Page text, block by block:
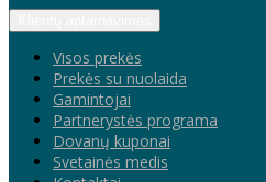
Visos prekės
Prekės su nuolaida
Gamintojai
Partnerystės programa
Dovanų kuponai
Svetainės medis